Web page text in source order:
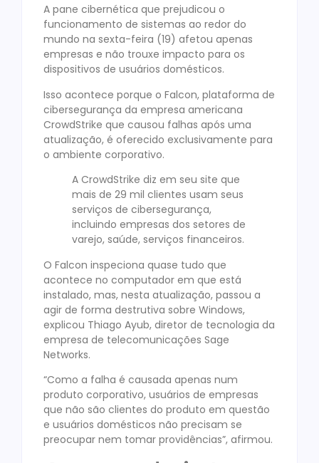
A pane cibernética que prejudicou o
funcionamento de sistemas ao redor do
mundo na sexta-feira (19) afetou apenas
empresas e não trouxe impacto para os
dispositivos de usuários domésticos.
Isso acontece porque o Falcon, plataforma de
cibersegurança da empresa americana
CrowdStrike que causou falhas após uma
atualização, é oferecido exclusivamente para
o ambiente corporativo.
A CrowdStrike diz em seu site que
mais de 29 mil clientes usam seus
serviços de cibersegurança,
incluindo empresas dos setores de
varejo, saúde, serviços financeiros.
O Falcon inspeciona quase tudo que
acontece no computador em que está
instalado, mas, nesta atualização, passou a
agir de forma destrutiva sobre Windows,
explicou Thiago Ayub, diretor de tecnologia da
empresa de telecomunicações Sage
Networks.
“Como a falha é causada apenas num
produto corporativo, usuários de empresas
que não são clientes do produto em questão
e usuários domésticos não precisam se
preocupar nem tomar providências”, afirmou.